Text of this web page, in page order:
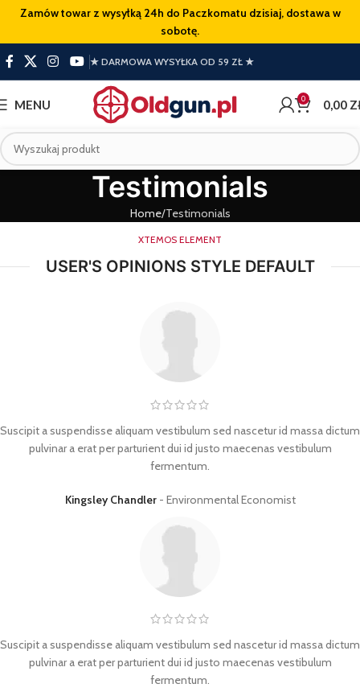
Zamów towar z wysyłką 24h do Paczkomatu dzisiaj, dostawa w
sobotę.
★ DARMOWA WYSYŁKA OD 59 ZŁ ★
MENU 0 0,00
Testimonials
Home Testimonials
XTEMOS ELEMENT
USER'S OPINIONS STYLE DEFAULT
Suscipit a suspendisse aliquam vestibulum sed nascetur id massa dictum
pulvinar a erat per parturient dui id justo maecenas vestibulum
fermentum.
Kingsley Chandler Environmental Economist
Suscipit a suspendisse aliquam vestibulum sed nascetur id massa dictum
pulvinar a erat per parturient dui id justo maecenas vestibulum
fermentum.